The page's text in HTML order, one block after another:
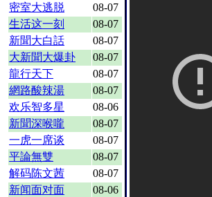
密室大逃脱
08-07
生活这一刻
08-07
新聞大白話
08-07
大新聞大爆卦
08-07
龍行天下
08-07
網路酸辣湯
08-07
欢乐智多星
08-06
新聞深喉嚨
08-07
一虎一席谈
08-07
平論無雙
08-07
解码陈文茜
08-07
新闻面对面
08-06